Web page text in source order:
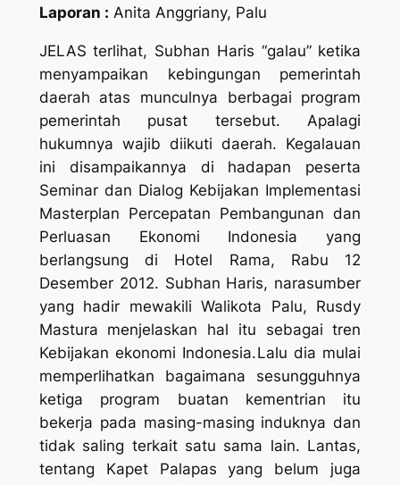
Laporan : Anita Anggriany, Palu
JELAS terlihat, Subhan Haris “galau” ketika
menyampaikan kebingungan pemerintah
daerah atas munculnya berbagai program
pemerintah pusat tersebut. Apalagi
hukumnya wajib diikuti daerah. Kegalauan
ini disampaikannya di hadapan peserta
Seminar dan Dialog Kebijakan Implementasi
Masterplan Percepatan Pembangunan dan
Perluasan Ekonomi Indonesia yang
berlangsung di Hotel Rama, Rabu 12
Desember 2012. Subhan Haris, narasumber
yang hadir mewakili Walikota Palu, Rusdy
Mastura menjelaskan hal itu sebagai tren
Kebijakan ekonomi Indonesia.Lalu dia mulai
memperlihatkan bagaimana sesungguhnya
ketiga program buatan kementrian itu
bekerja pada masing-masing induknya dan
tidak saling terkait satu sama lain. Lantas,
tentang Kapet Palapas yang belum juga